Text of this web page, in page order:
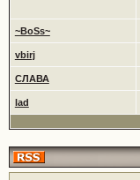
~BoSs~
vbirj
СЛАВА
lad